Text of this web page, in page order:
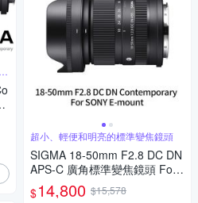
超小、輕便和明亮的標準變焦鏡頭
SIGMA 18-50mm F2.8 DC DN
APS-C 廣角標準變焦鏡頭 For
SONY E-mount (公司貨)
$14,800 $15,578